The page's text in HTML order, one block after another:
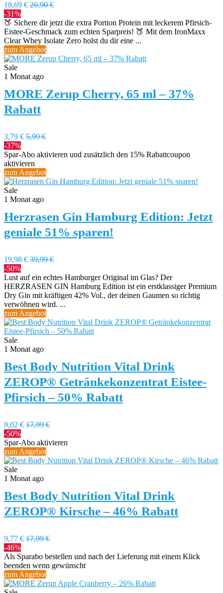
18,69 € 26,90 €
-31%
🍑 Sichere dir jetzt die extra Portion Protein mit leckerem Pfirsich-
Eistee-Geschmack zum echten Sparpreis! 🍑 Mit dem IronMaxx
Clear Whey Isolate Zero holst du dir eine ...
zum Angebot
Sale
1 Monat ago
MORE Zerup Cherry, 65 ml – 37%
Rabatt
3,79 € 5,99 €
-37%
Spar-Abo aktivieren und zusätzlich den 15% Rabattcoupon
aktivieren
zum Angebot
Sale
1 Monat ago
Herzrasen Gin Hamburg Edition: Jetzt
geniale 51% sparen!
19,98 € 39,99 €
-50%
Lust auf ein echtes Hamburger Original im Glas? Der
HERZRASEN GIN Hamburg Edition ist ein erstklassiger Premium
Dry Gin mit kräftigen 42% Vol., der deinen Gaumen so richtig
verwöhnen wird. ...
zum Angebot
Sale
1 Monat ago
Best Body Nutrition Vital Drink
ZEROP® Getränkekonzentrat Eistee-
Pfirsich – 50% Rabatt
9,02 € 17,99 €
-50%
Spar-Abo aktivieren
zum Angebot
Sale
1 Monat ago
Best Body Nutrition Vital Drink
ZEROP® Kirsche – 46% Rabatt
9,77 € 17,99 €
-46%
Als Sparabo bestellen und nach der Lieferung mit einem Klick
beenden wenn gewünscht
zum Angebot